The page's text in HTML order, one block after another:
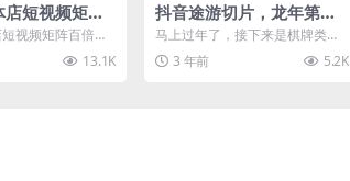
短视频矩阵
航图
视频矩阵百倍获
是面临以下困惑
没...
13.1K
抖音途游切片，龙年第一
个蓝海项目，提供授权和
素材，长期稳定，月入过
万
马上过年了，接下来是棋牌类游
戏的游玩高峰期，抖音途游切片
是一个非常新的项目，过年...
3 年前 5.2K